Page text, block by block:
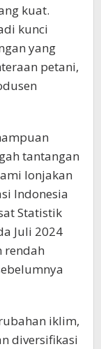
kuat.
kunci
yang
petani,
tantangan
lonjakan
Indonesia
Statistik
Juli 2024
rendah
iklim,
diversifikasi